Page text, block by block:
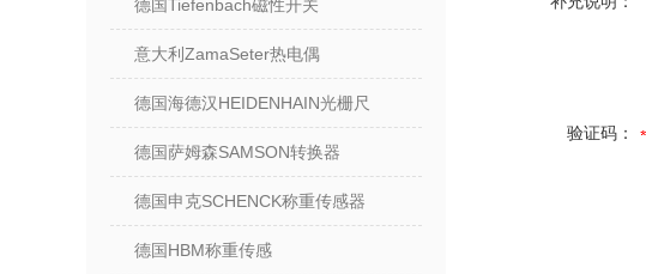
德国Tiefenbach磁性开关
意大利ZamaSeter热电偶
德国海德汉HEIDENHAIN光栅尺
德国萨姆森SAMSON转换器
德国申克SCHENCK称重传感器
德国HBM称重传感
验证码：